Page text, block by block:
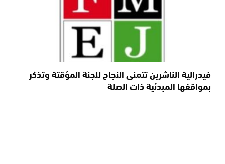
فيدرالية الناشرين تتمنى النجاح للجنة المؤقتة وتذكر
بمواقفها المبدئية ذات الصلة